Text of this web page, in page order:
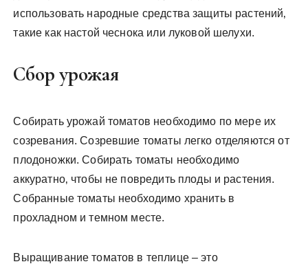
использовать народные средства защиты растений‚
такие как настой чеснока или луковой шелухи.
Сбор урожая
Собирать урожай томатов необходимо по мере их
созревания. Созревшие томаты легко отделяются от
плодоножки. Собирать томаты необходимо
аккуратно‚ чтобы не повредить плоды и растения.
Собранные томаты необходимо хранить в
прохладном и темном месте.
Выращивание томатов в теплице – это